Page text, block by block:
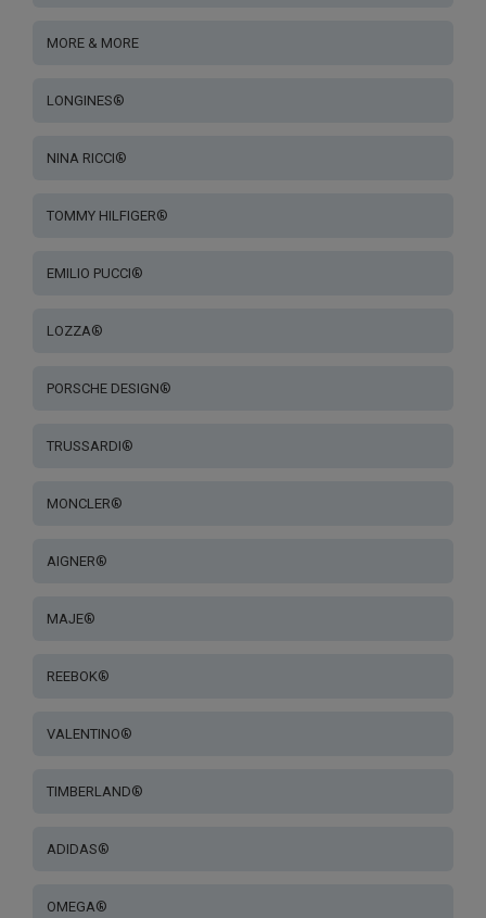
MORE & MORE
LONGINES®
NINA RICCI®
TOMMY HILFIGER®
EMILIO PUCCI®
LOZZA®
PORSCHE DESIGN®
TRUSSARDI®
MONCLER®
AIGNER®
MAJE®
REEBOK®
VALENTINO®
TIMBERLAND®
ADIDAS®
OMEGA®